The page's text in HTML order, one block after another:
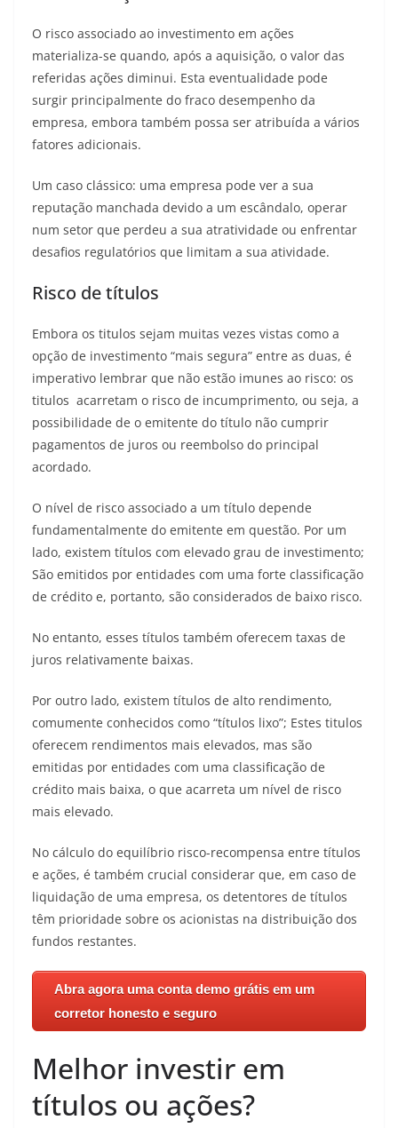
O risco associado ao investimento em ações
materializa-se quando, após a aquisição, o valor das
referidas ações diminui. Esta eventualidade pode
surgir principalmente do fraco desempenho da
empresa, embora também possa ser atribuída a vários
fatores adicionais.
Um caso clássico: uma empresa pode ver a sua
reputação manchada devido a um escândalo, operar
num setor que perdeu a sua atratividade ou enfrentar
desafios regulatórios que limitam a sua atividade.
Risco de títulos
Embora os titulos sejam muitas vezes vistas como a
opção de investimento “mais segura” entre as duas, é
imperativo lembrar que não estão imunes ao risco: os
titulos acarretam o risco de incumprimento, ou seja, a
possibilidade de o emitente do título não cumprir
pagamentos de juros ou reembolso do principal
acordado.
O nível de risco associado a um título depende
fundamentalmente do emitente em questão. Por um
lado, existem títulos com elevado grau de investimento;
São emitidos por entidades com uma forte classificação
de crédito e, portanto, são considerados de baixo risco.
No entanto, esses títulos também oferecem taxas de
juros relativamente baixas.
Por outro lado, existem títulos de alto rendimento,
comumente conhecidos como “títulos lixo”; Estes titulos
oferecem rendimentos mais elevados, mas são
emitidas por entidades com uma classificação de
crédito mais baixa, o que acarreta um nível de risco
mais elevado.
No cálculo do equilíbrio risco-recompensa entre títulos
e ações, é também crucial considerar que, em caso de
liquidação de uma empresa, os detentores de títulos
têm prioridade sobre os acionistas na distribuição dos
fundos restantes.
Abra agora uma conta demo grátis em um
corretor honesto e seguro
Melhor investir em
títulos ou ações?